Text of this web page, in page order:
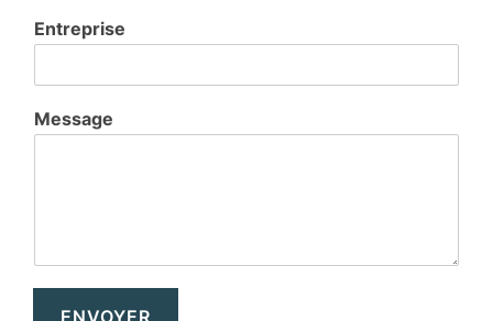
Entreprise
Message